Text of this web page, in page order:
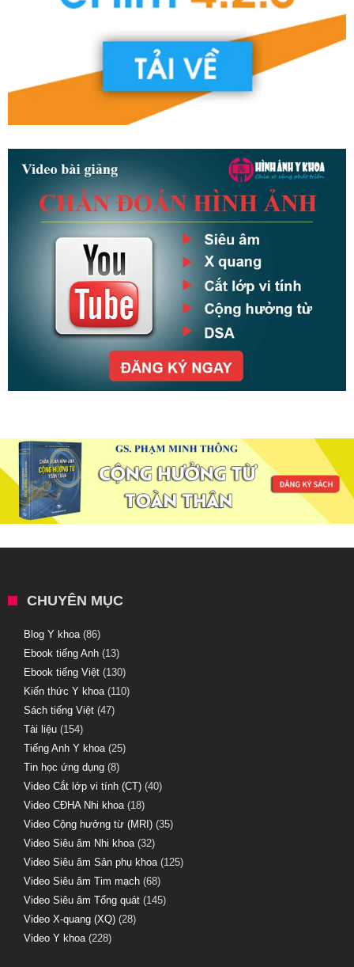
CHUYÊN MỤC
Blog Y khoa(86)
Ebook tiếng Anh (13)
Ebook tiếng Việt (130)
Kiến thức Y khoa(110)
Sách tiếng Việt (47)
Tài liệu (154)
Tiếng Anh Y khoa(25)
Tin học ứng dụng (8)
Video Cắt lớp vi tính (CT) (40)
Video CĐHA Nhi khoa(18)
Video Cộng hưởng từ (MRI) (35)
Video Siêu âm Nhi khoa(32)
Video Siêu âm Sản phụ khoa(125)
Video Siêu âm Tim mạch (68)
Video Siêu âm Tổng quát (145)
Video X-quang (XQ) (28)
Video Y khoa(228)